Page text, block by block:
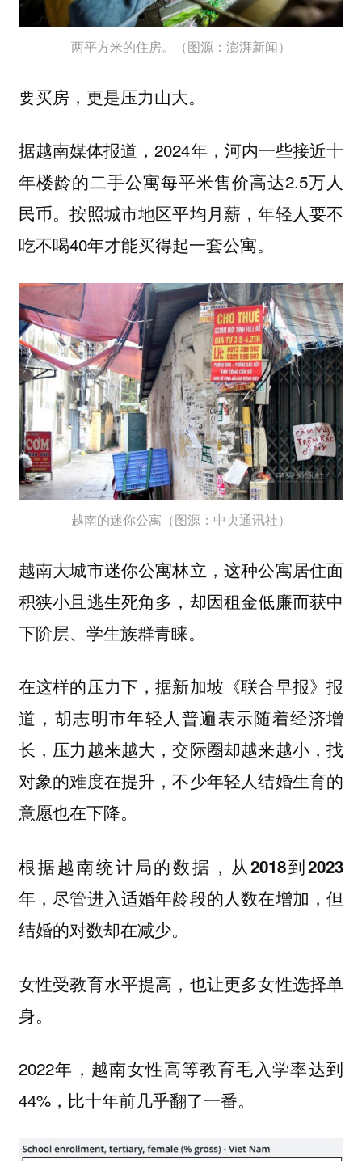
两平方米的住房。（图源：澎湃新闻）
要买房，更是压力山大。
据越南媒体报道，2024年，河内一些接近十
年楼龄的二手公寓每平米售价高达2.5万人
民币。按照城市地区平均月薪，年轻人要不
吃不喝40年才能买得起一套公寓。
越南的迷你公寓（图源：中央通讯社）
越南大城市迷你公寓林立，这种公寓居住面
积狭小且逃生死角多，却因租金低廉而获中
下阶层、学生族群青睐。
在这样的压力下，据新加坡《联合早报》报
道，胡志明市年轻人普遍表示随着经济增
长，压力越来越大，交际圈却越来越小，找
对象的难度在提升，不少年轻人结婚生育的
意愿也在下降。
根据越南统计局的数据，从2018到2023
年，尽管进入适婚年龄段的人数在增加，但
结婚的对数却在减少。
女性受教育水平提高，也让更多女性选择单
身。
2022年，越南女性高等教育毛入学率达到
44%，比十年前几乎翻了一番。